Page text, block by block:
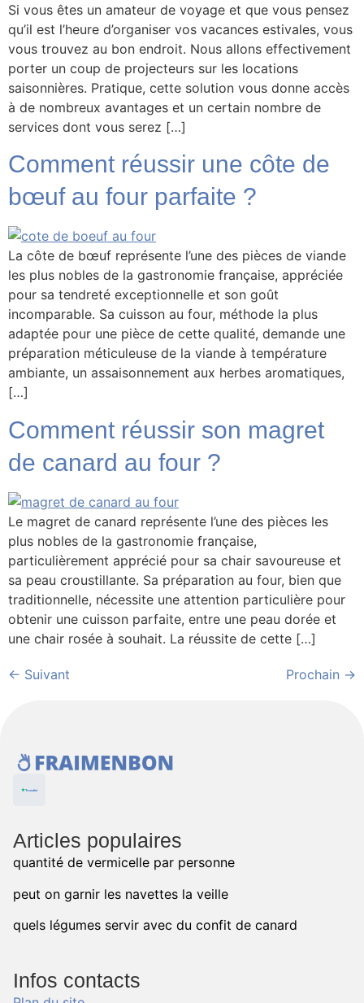
Si vous êtes un amateur de voyage et que vous pensez
qu’il est l’heure d’organiser vos vacances estivales, vous
vous trouvez au bon endroit. Nous allons effectivement
porter un coup de projecteurs sur les locations
saisonnières. Pratique, cette solution vous donne accès
à de nombreux avantages et un certain nombre de
services dont vous serez […]
Comment réussir une côte de
bœuf au four parfaite ?
La côte de bœuf représente l’une des pièces de viande
les plus nobles de la gastronomie française, appréciée
pour sa tendreté exceptionnelle et son goût
incomparable. Sa cuisson au four, méthode la plus
adaptée pour une pièce de cette qualité, demande une
préparation méticuleuse de la viande à température
ambiante, un assaisonnement aux herbes aromatiques,
[…]
Comment réussir son magret
de canard au four ?
Le magret de canard représente l’une des pièces les
plus nobles de la gastronomie française,
particulièrement apprécié pour sa chair savoureuse et
sa peau croustillante. Sa préparation au four, bien que
traditionnelle, nécessite une attention particulière pour
obtenir une cuisson parfaite, entre une peau dorée et
une chair rosée à souhait. La réussite de cette […]
← Suivant Prochain →
Articles populaires
quantité de vermicelle par personne
peut on garnir les navettes la veille
quels légumes servir avec du confit de canard
Infos contacts